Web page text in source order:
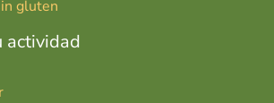
gluten
actividad